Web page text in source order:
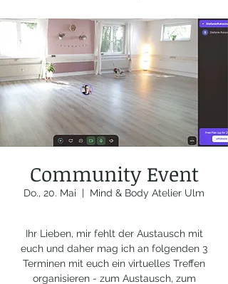
Community Event
Do., 20. Mai
  |
Mind & Body Atelier Ulm
Ihr Lieben, mir fehlt der Austausch mit
euch und daher mag ich an folgenden 3
Terminen mit euch ein virtuelles Treffen
organisieren - zum Austausch, zum